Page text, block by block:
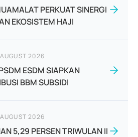
PERKUAT SINERGI
EKOSISTEM HAJI
2026
ESDM SIAPKAN
BBM SUBSIDI
2026
5,29 PERSEN TRIWULAN II